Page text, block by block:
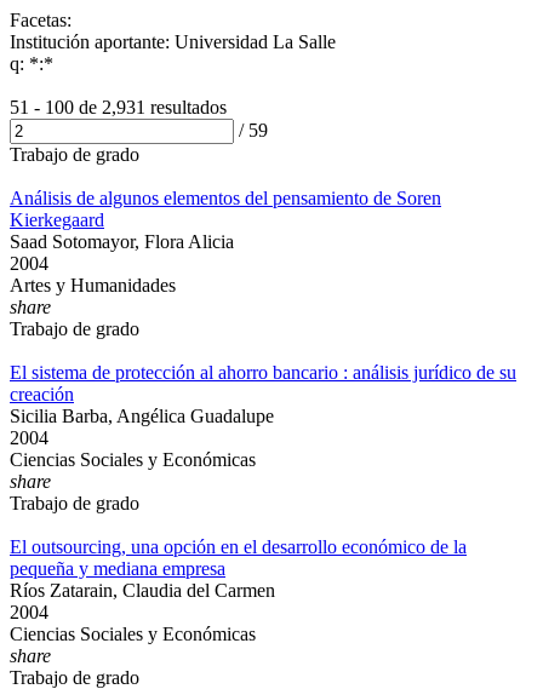
Facetas:
Institución aportante: Universidad La Salle
q: *:*
51 - 100 de 2,931 resultados
/ 59
Trabajo de grado
Análisis de algunos elementos del pensamiento de Soren
Kierkegaard
Saad Sotomayor, Flora Alicia
2004
Artes y Humanidades
share
Trabajo de grado
El sistema de protección al ahorro bancario : análisis jurídico de su
creación
Sicilia Barba, Angélica Guadalupe
2004
Ciencias Sociales y Económicas
share
Trabajo de grado
El outsourcing, una opción en el desarrollo económico de la
pequeña y mediana empresa
Ríos Zatarain, Claudia del Carmen
2004
Ciencias Sociales y Económicas
share
Trabajo de grado